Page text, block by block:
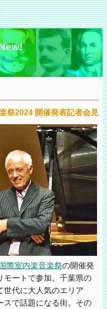
祭2024 開催発表記者会見
際室内楽音楽祭の開催発
モートで参加。千葉県の
世代に大人気のエリア
スで話題になる街。その